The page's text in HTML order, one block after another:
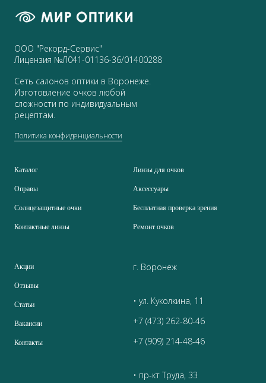
ООО "Рекорд-Сервис"
Лицензия №Л041-01136-36/01400288
Сеть салонов оптики в Воронеже.
Изготовление очков любой
сложности по индивидуальным
рецептам.
Политика конфиденциальности
Каталог
Оправы
Солнцезащитные очки
Контактные линзы
Линзы для очков
Аксессуары
Бесплатная проверка зрения
Ремонт очков
Акции
Отзывы
Статьи
Вакансии
Контакты
г. Воронеж
• ул. Куколкина, 11
+7 (473) 262-80-46
+7 (909) 214-48-46
• пр-кт Труда, 33